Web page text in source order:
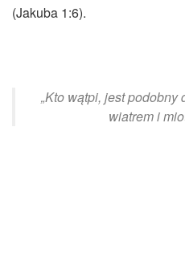
(Jakuba 1:6).
„Kto wątpi, jest
wiatrem i